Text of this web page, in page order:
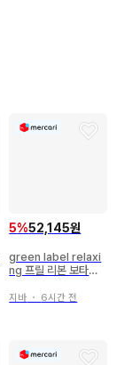
5%52,145원
green label relaxi
ng 프릴 리본 보타이
지바 ・ 6시간 전